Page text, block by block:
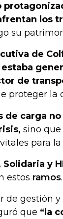
los
su
de
de
proteger la
de carga
sino
para
Solidaria y
estos ramos.
de gestión
que “la